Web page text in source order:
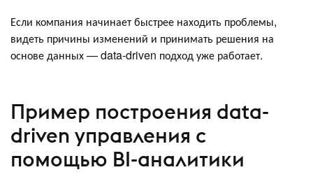
Если компания начинает быстрее находить проблемы,
видеть причины изменений и принимать решения на
основе данных — data-driven подход уже работает.
Пример построения data-
driven управления с
помощью BI-аналитики